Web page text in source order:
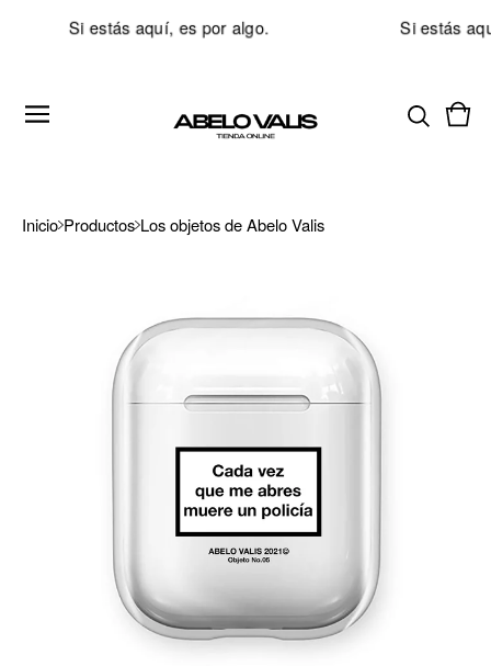
Si estás aquí, es por algo. Si estás
Ver
0
Inicio Productos Los objetos de Abelo Valis